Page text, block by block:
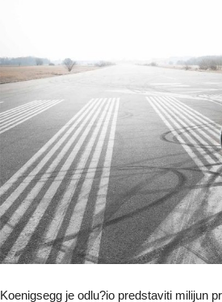
Koenigsegg je odlu?io predstaviti milijun